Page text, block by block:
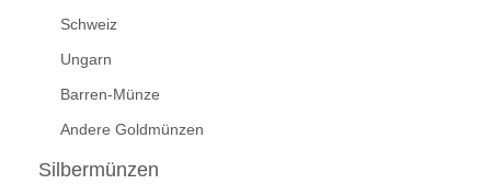
Schweiz
Ungarn
Barren-Münze
Andere Goldmünzen
Silbermünzen